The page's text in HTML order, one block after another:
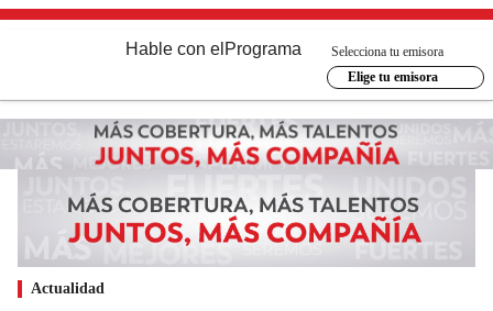
Hable con el Programa
Selecciona tu emisora
Elige tu emisora
Actualidad